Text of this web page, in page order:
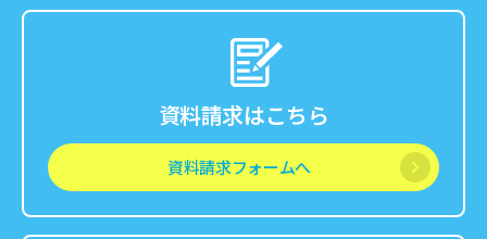
資料請求はこちら
資料請求フォームへ